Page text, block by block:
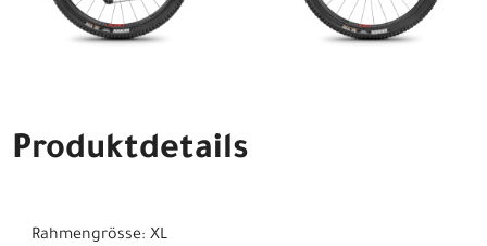
Produktdetails
Rahmengrösse: XL